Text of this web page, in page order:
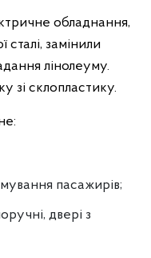
обладнання,
замінили
лінолеуму.
зі склопластику.
пасажирів;
двері з